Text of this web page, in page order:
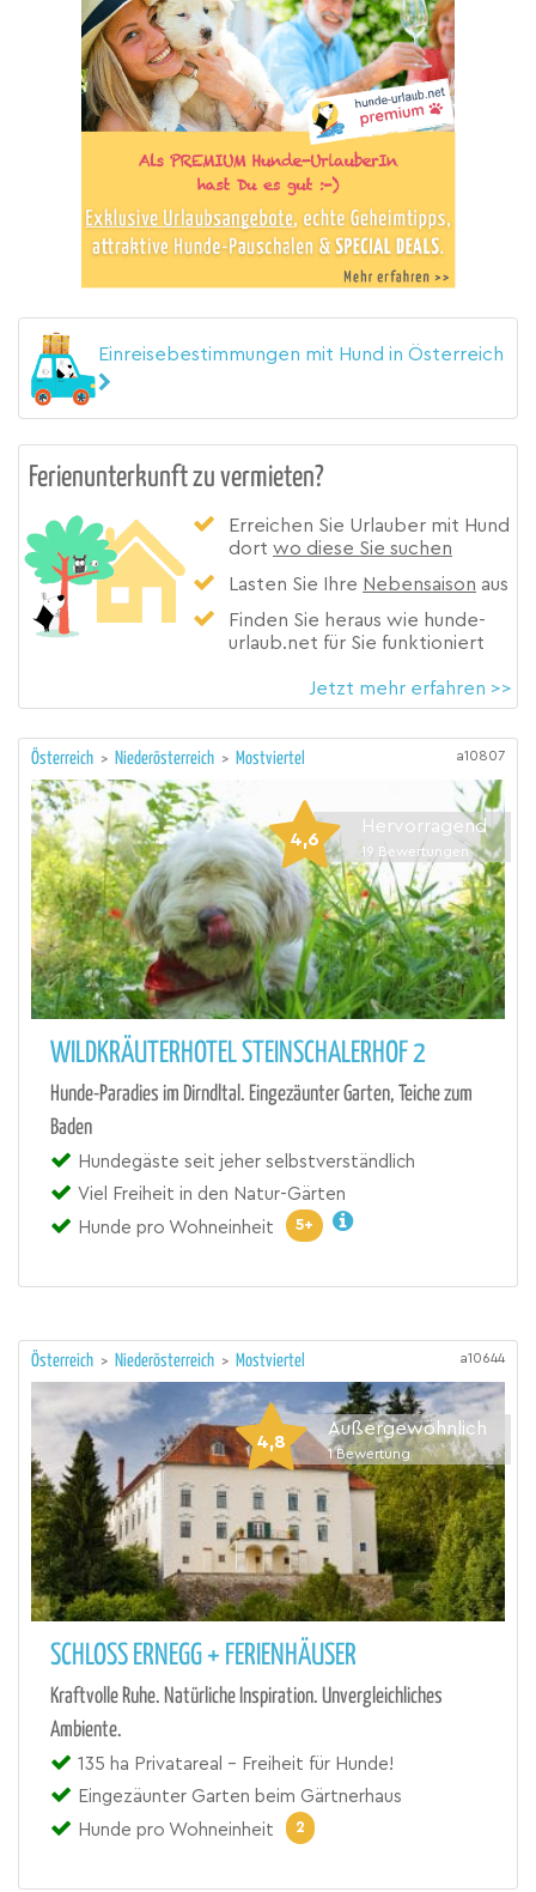
Einreisebestimmungen mit Hund in Österreich
Ferienunterkunft zu vermieten?
Erreichen Sie Urlauber mit Hund
dort wo diese Sie suchen
Lasten Sie Ihre Nebensaison aus
Finden Sie heraus wie hunde-
urlaub.net für Sie funktioniert
Jetzt mehr erfahren >>
Österreich > Niederösterreich > Mostviertel a10807
4,6
Hervorragend
19 Bewertungen
WILDKRÄUTERHOTEL STEINSCHALERHOF 2
Hunde-Paradies im Dirndltal. Eingezäunter Garten, Teiche zum
Baden
Hundegäste seit jeher selbstverständlich
Viel Freiheit in den Natur-Gärten
Hunde pro Wohneinheit
5+
Österreich > Niederösterreich > Mostviertel a10644
4,8
Außergewöhnlich
1 Bewertung
SCHLOSS ERNEGG + FERIENHÄUSER
Kraftvolle Ruhe. Natürliche Inspiration. Unvergleichliches
Ambiente.
135 ha Privatareal - Freiheit für Hunde!
Eingezäunter Garten beim Gärtnerhaus
Hunde pro Wohneinheit
2